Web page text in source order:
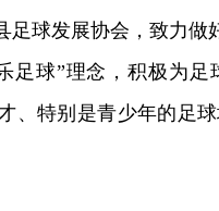
足球发展协会，致力做
足球”理念，积极为
、特别是青少年的足